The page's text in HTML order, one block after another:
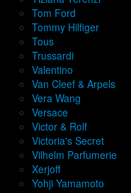
Tom Ford
Tommy Hilfiger
Tous
Trussardi
Valentino
Van Cleef & Arpels
Vera Wang
Versace
Victor & Rolf
Victoria's Secret
Vilhelm Parfumerie
Xerjoff
Yohji Yamamoto